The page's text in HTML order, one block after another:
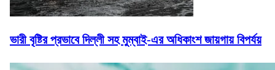
ভারী বৃষ্টির প্রভাবে দিল্লী সহ মুম্বাই-এর অধিকাংশ জায়গায় বিপর্যয়